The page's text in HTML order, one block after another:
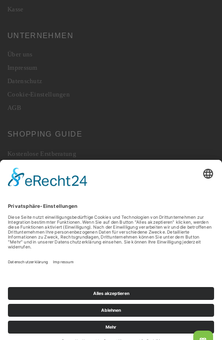
Kasse
UNTERNEHMEN
Über uns
Impressum
Datenschutz
Cookie-Einstellungen
AGB
SHOPPING GUIDE
Kostenlose Erstberatung
Lieferung
Zahlung
Vertrag widerrufen
Rücksendung